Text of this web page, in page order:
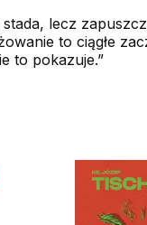
lecz
to ciągłe
to pokazuje.”